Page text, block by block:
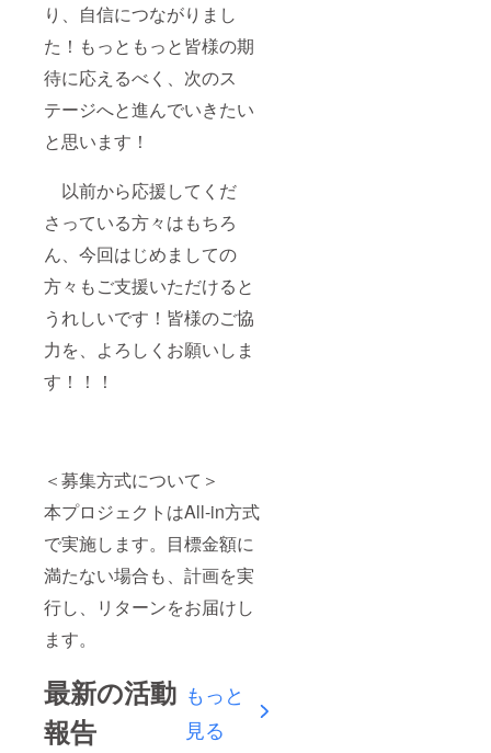
り、自信につながりまし
た！もっともっと皆様の期
待に応えるべく、次のス
テージへと進んでいきたい
と思います！
以前から応援してくだ
さっている方々はもちろ
ん、今回はじめましての
方々もご支援いただけると
うれしいです！皆様のご協
力を、よろしくお願いしま
す！！！
＜募集方式について＞
本プロジェクトはAll-in方式
で実施します。目標金額に
満たない場合も、計画を実
行し、リターンをお届けし
ます。
最新の活動
報告
もっと
見る